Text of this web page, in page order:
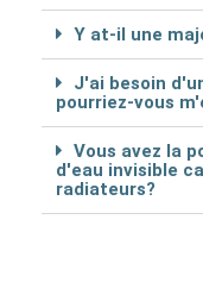
Y at-il une
J'ai besoin
pourriez-vous
Vous avez la
d'eau invisible
radiateurs?